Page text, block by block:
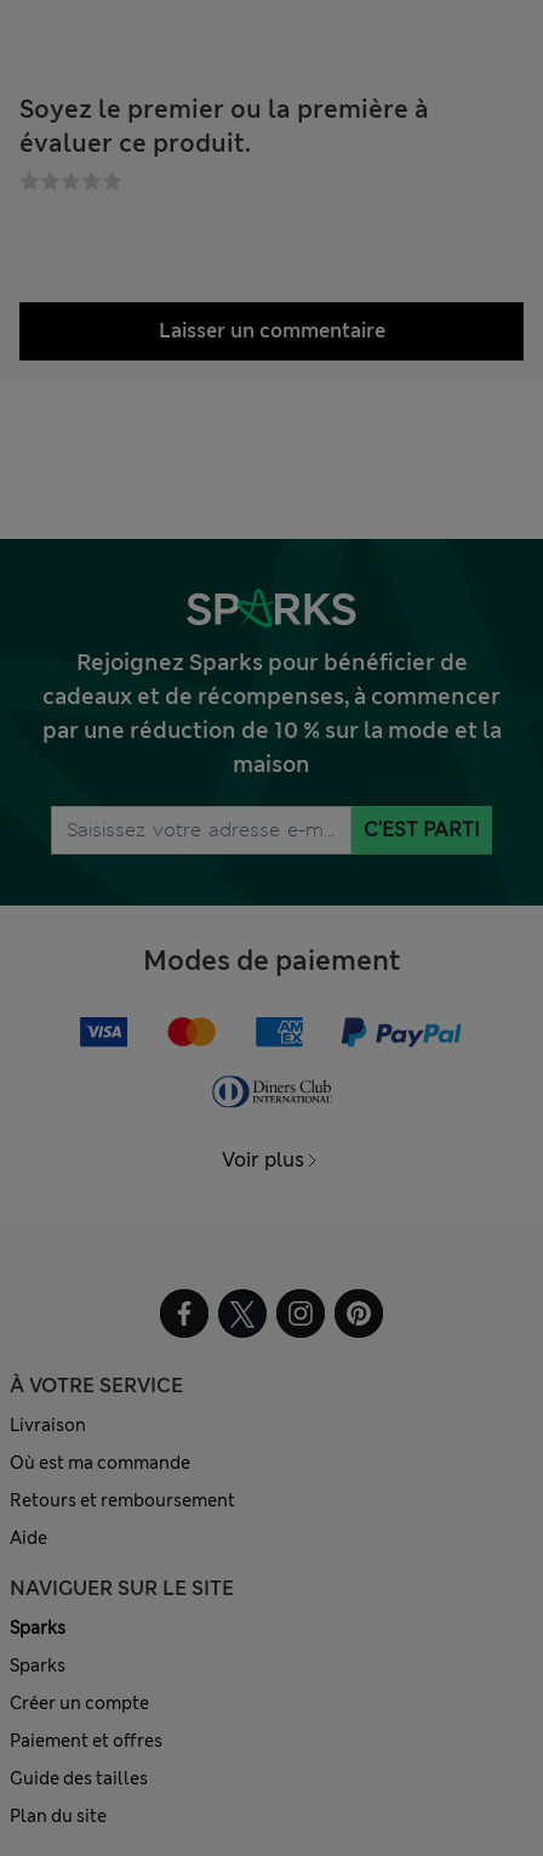
Soyez le premier ou la première à
évaluer ce produit.
Laisser un commentaire
Rejoignez Sparks pour bénéficier de
cadeaux et de récompenses, à commencer
par une réduction de 10 % sur la mode et la
maison
C'EST PARTI
Modes de paiement
Voir plus
À VOTRE SERVICE
Livraison
Où est ma commande
Retours et remboursement
Aide
NAVIGUER SUR LE SITE
Sparks
Sparks
Créer un compte
Paiement et offres
Guide des tailles
Plan du site